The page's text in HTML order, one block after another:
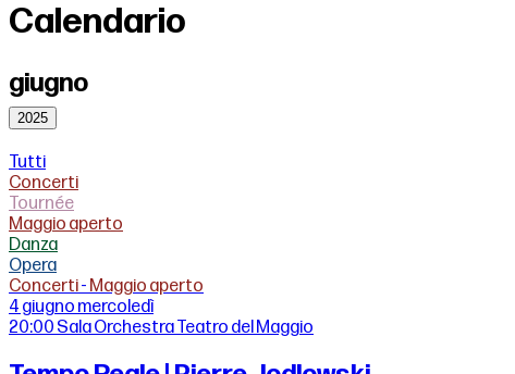
Calendario
giugno
2025
Tutti
Concerti
Tournée
Maggio aperto
Danza
Opera
Concerti- Maggio aperto
4 giugno mercoledì
20:00 Sala Orchestra Teatro del Maggio